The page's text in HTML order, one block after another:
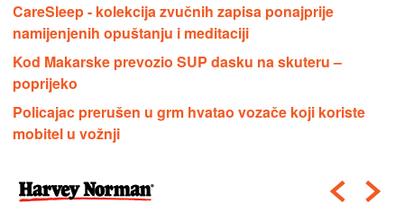
CareSleep - kolekcija zvučnih zapisa ponajprije
namijenjenih opuštanju i meditaciji
Kod Makarske prevozio SUP dasku na skuteru –
poprijeko
Policajac prerušen u grm hvatao vozače koji koriste
mobitel u vožnji